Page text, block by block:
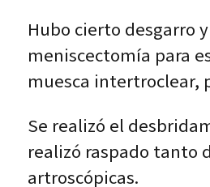
Hubo cierto desgarro
meniscectomía para
muesca intertroclear,
Se realizó el
realizó raspado tanto
artroscópicas.